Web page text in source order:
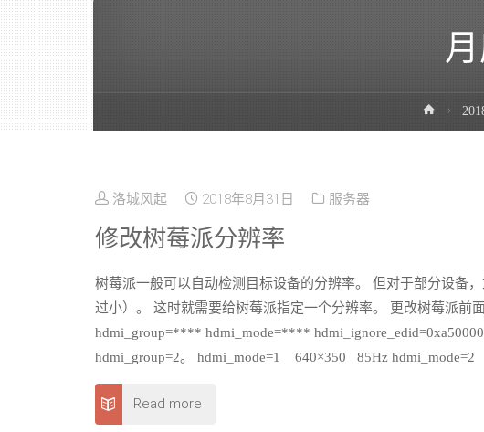
洛城风起 2018年8月31日 服务器
修改树莓派分辨率
树莓派一般可以自动检测目标设备的分辨率。 但对于部分设备
过小）。 这时就需要给树莓派指定一个分辨率。 更改树莓派前
hdmi_group=**** hdmi_mode=****
hdmi_group=2。 hdmi_mode=1 640×350 85Hz
Read more